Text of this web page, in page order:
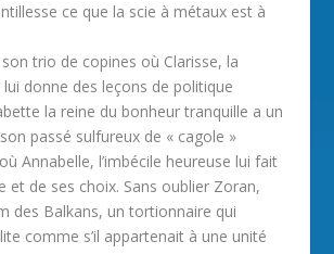
ce que la scie à métaux est à
trio de copines où Clarisse, la
lui donne des leçons de politique
la reine du bonheur tranquille a un
passé sulfureux de « cagole »
Annabelle, l’imbécile heureuse lui fait
et de ses choix. Sans oublier Zoran,
des Balkans, un tortionnaire qui
comme s’il appartenait à une unité